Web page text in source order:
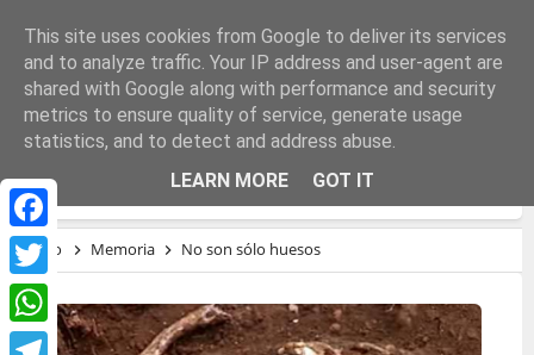
Facebook
Twitter
WhatsApp
NO SON SÓLO HUESOS
Inicio Memoria No son sólo huesos
This site uses cookies from Google to deliver its services
and to analyze traffic. Your IP address and user-agent are
shared with Google along with performance and security
metrics to ensure quality of service, generate usage
statistics, and to detect and address abuse.
LEARN MORE
GOT IT